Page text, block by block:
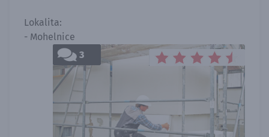
Lokalita:
- Mohelnice
3